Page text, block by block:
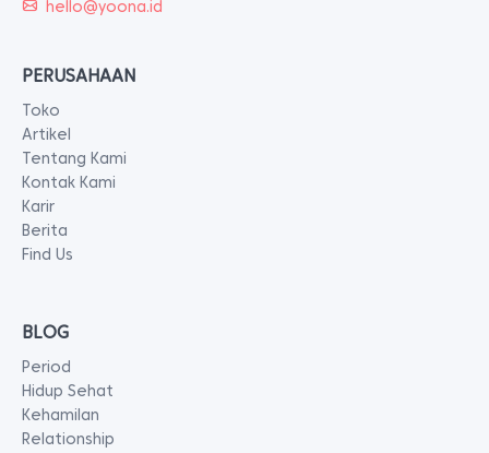
hello@yoona.id
PERUSAHAAN
Toko
Artikel
Tentang Kami
Kontak Kami
Karir
Berita
Find Us
BLOG
Period
Hidup Sehat
Kehamilan
Relationship